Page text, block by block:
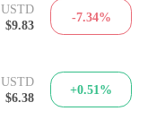
USTD
$9.83
-7.34%
USTD
$6.38
+0.51%